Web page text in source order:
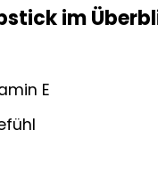
im
E